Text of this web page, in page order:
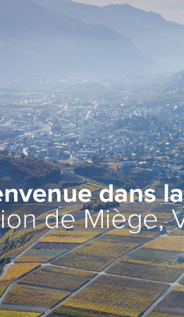
Administration
Autorités
Administration communale
Guichet d’accueil
Finances et fiscalité
Edilité et constructions
Travaux publics
>